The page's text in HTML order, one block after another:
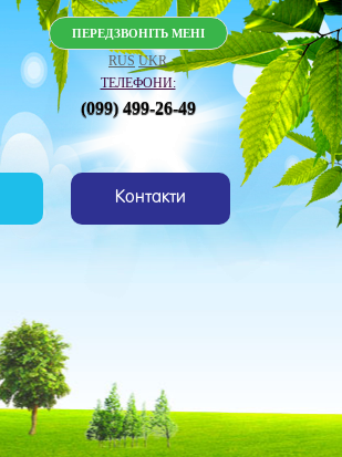
ПЕРЕДЗВОНІТЬ МЕНІ
RUS UKR
ТЕЛЕФОНИ:
(099) 499-26-49
Контакти